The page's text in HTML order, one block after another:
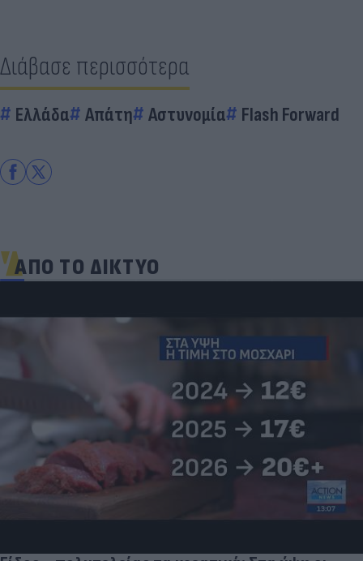
Διάβασε περισσότερα
Ελλάδα Απάτη Αστυνομία Flash Forward
ΑΠΟ ΤΟ ΔΙΚΤΥΟ
Και οι μαϊμούδες έχουν κατοικίδια! Οι
επιστήμονες ρίχνουν φως στις "φιλίες" μεταξύ